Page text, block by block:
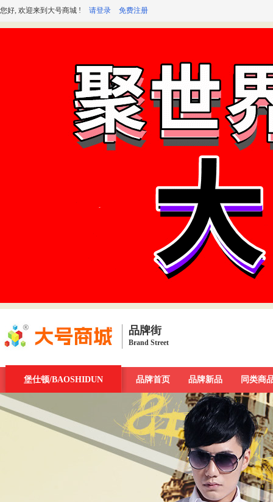
您好, 欢迎来到大号商城 ! 请登录 免费注册
品牌街
Brand Street
品牌街 一周新发现 今日最大牌 新品发布汇 品牌库
堡仕顿/BAOSHIDUN 品牌首页 品牌新品 同类商